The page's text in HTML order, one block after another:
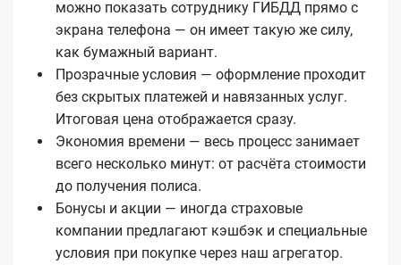
можно показать сотруднику ГИБДД прямо с
экрана телефона — он имеет такую же силу,
как бумажный вариант.
Прозрачные условия — оформление проходит
без скрытых платежей и навязанных услуг.
Итоговая цена отображается сразу.
Экономия времени — весь процесс занимает
всего несколько минут: от расчёта стоимости
до получения полиса.
Бонусы и акции — иногда страховые
компании предлагают кэшбэк и специальные
условия при покупке через наш агрегатор.